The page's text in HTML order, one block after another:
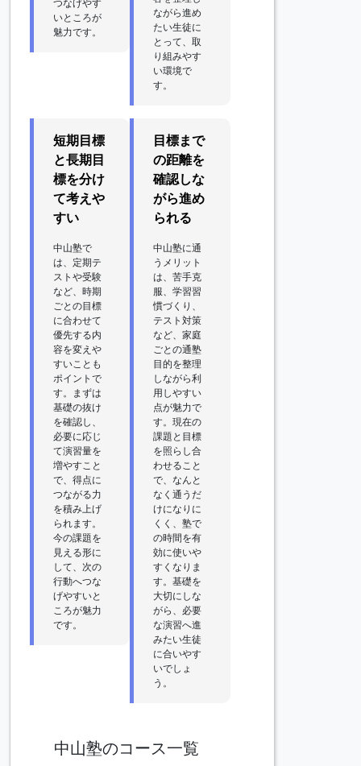
つなげやす
いところが
魅力です。
ながら進め
たい生徒に
とって、取
り組みやす
い環境で
す。
短期目標
と長期目
標を分け
て考えや
すい
中山塾で
は、定期テ
ストや受験
など、時期
ごとの目標
に合わせて
優先する内
容を変えや
すいことも
ポイントで
す。まずは
基礎の抜け
を確認し、
必要に応じ
て演習量を
増やすこと
で、得点に
つながる力
を積み上げ
られます。
今の課題を
見える形に
して、次の
行動へつな
げやすいと
ころが魅力
です。
目標まで
の距離を
確認しな
がら進め
られる
中山塾に通
うメリット
は、苦手克
服、学習習
慣づくり、
テスト対策
など、家庭
ごとの通塾
目的を整理
しながら利
用しやすい
点が魅力で
す。現在の
課題と目標
を照らし合
わせること
で、なんと
なく通うだ
けになりに
くく、塾で
の時間を有
効に使いや
すくなりま
す。基礎を
大切にしな
がら、必要
な演習へ進
みたい生徒
に合いやす
いでしょ
う。
中山塾のコース一覧